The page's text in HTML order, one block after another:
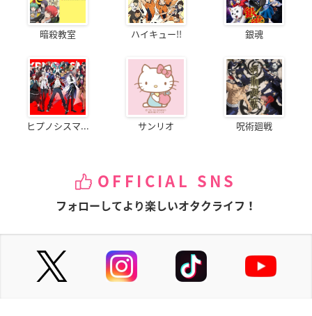
暗殺教室 ハイキュー!! 銀魂
ヒプノシスマ... サンリオ 呪術廻戦
OFFICIAL SNS
フォローしてより楽しいオタクライフ！